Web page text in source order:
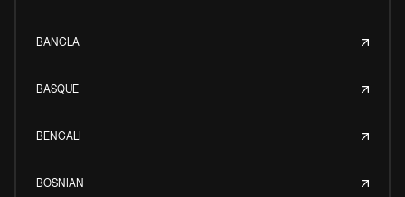
BANGLA
BASQUE
BENGALI
BOSNIAN